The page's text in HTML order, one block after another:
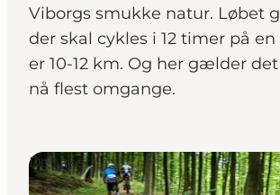
Viborgs smukke natur. Løbet
der skal cykles i 12 timer på
er 10-12 km. Og her gælder
nå flest omgange.
Det sker